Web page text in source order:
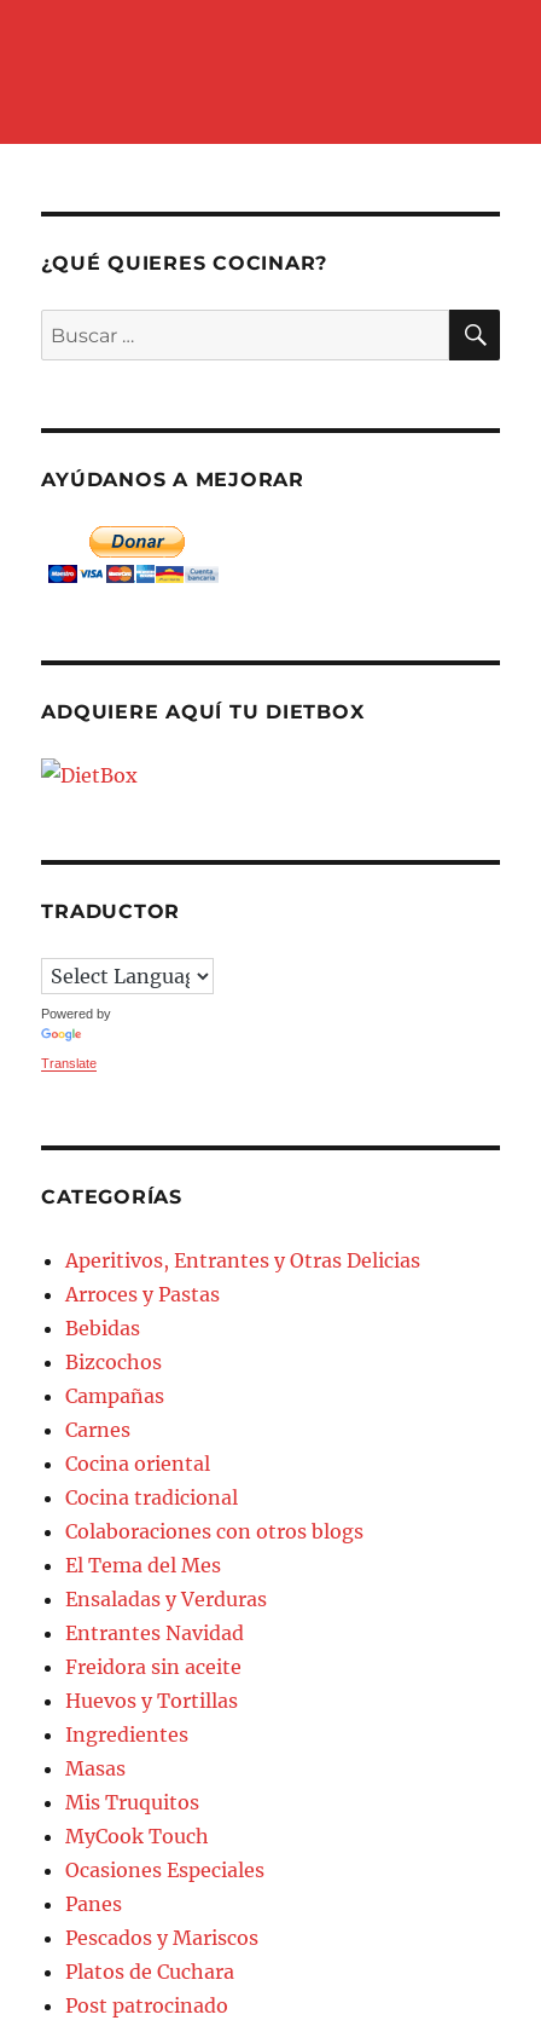
¿QUÉ QUIERES COCINAR?
Buscar
por:
AYÚDANOS A MEJORAR
ADQUIERE AQUÍ TU DIETBOX
TRADUCTOR
Powered by
Translate
CATEGORÍAS
Aperitivos, Entrantes y Otras Delicias
Arroces y Pastas
Bebidas
Bizcochos
Campañas
Carnes
Cocina oriental
Cocina tradicional
Colaboraciones con otros blogs
El Tema del Mes
Ensaladas y Verduras
Entrantes Navidad
Freidora sin aceite
Huevos y Tortillas
Ingredientes
Masas
Mis Truquitos
MyCook Touch
Ocasiones Especiales
Panes
Pescados y Mariscos
Platos de Cuchara
Post patrocinado